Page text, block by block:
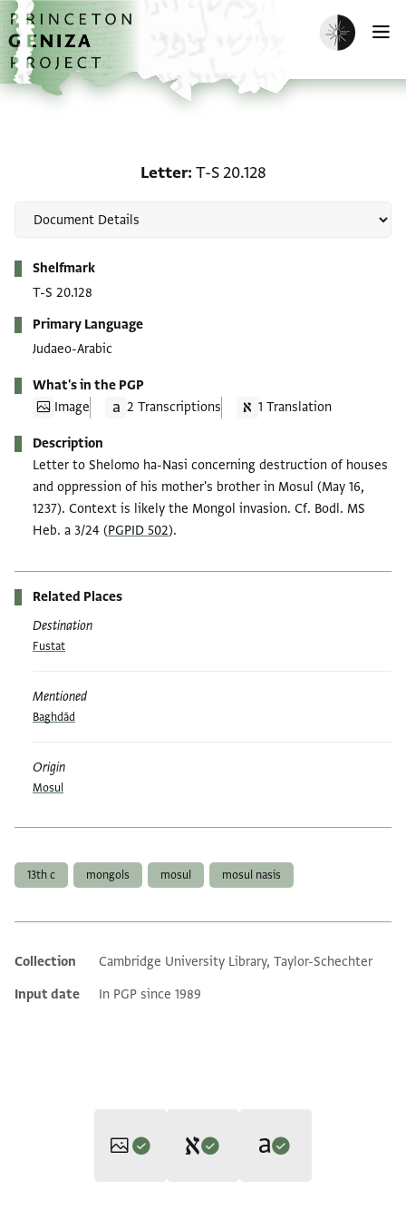
Skip to main content
home
Enable dark
Letter T-S 20.128
Shelfmark
T-S 20.128
Primary Language
Judaeo-Arabic
What's in the PGP
Image
2 Transcriptions 1 Translation
Description
Letter to Shelomo ha-Nasi concerning destruction of houses
and oppression of his mother's brother in Mosul (May 16,
1237). Context is likely the Mongol invasion. Cf. Bodl. MS
Heb. a 3/24 (PGPID 502).
Related Places
Destination
Fustat
Mentioned
Baghdād
Origin
Mosul
13th c mongols mosul mosul nasis
Additional metadata
Collection
Cambridge University Library, Taylor-Schechter
Input date
In PGP since 1989